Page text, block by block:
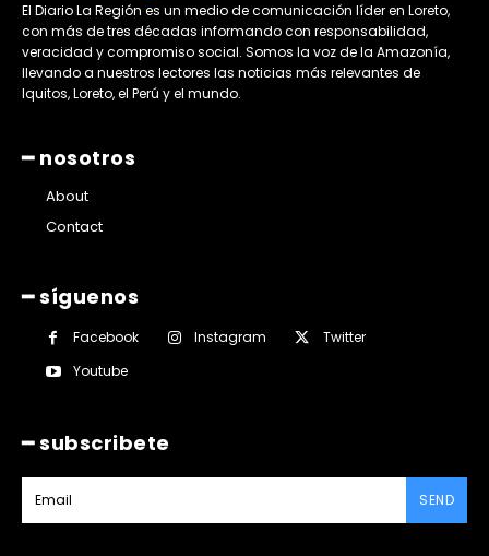
El Diario La Región es un medio de comunicación líder en Loreto,
con más de tres décadas informando con responsabilidad,
veracidad y compromiso social. Somos la voz de la Amazonía,
llevando a nuestros lectores las noticias más relevantes de
Iquitos, Loreto, el Perú y el mundo.
━ nosotros
About
Contact
━ síguenos
Facebook Instagram
Twitter
Youtube
━ subscribete
SEND